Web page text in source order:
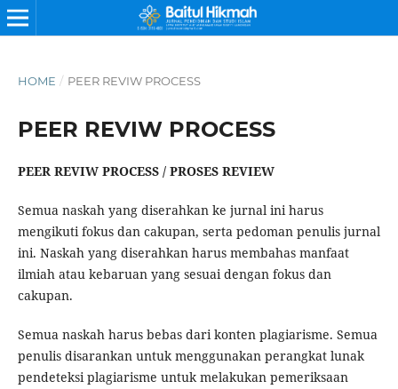
HOME / PEER REVIW PROCESS
PEER REVIW PROCESS
PEER REVIW PROCESS / PROSES REVIEW
Semua naskah yang diserahkan ke jurnal ini harus
mengikuti fokus dan cakupan, serta pedoman penulis jurnal
ini. Naskah yang diserahkan harus membahas manfaat
ilmiah atau kebaruan yang sesuai dengan fokus dan
cakupan.
Semua naskah harus bebas dari konten plagiarisme. Semua
penulis disarankan untuk menggunakan perangkat lunak
pendeteksi plagiarisme untuk melakukan pemeriksaan